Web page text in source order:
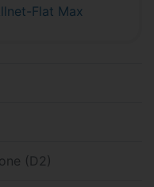
Flat Max
(D2)